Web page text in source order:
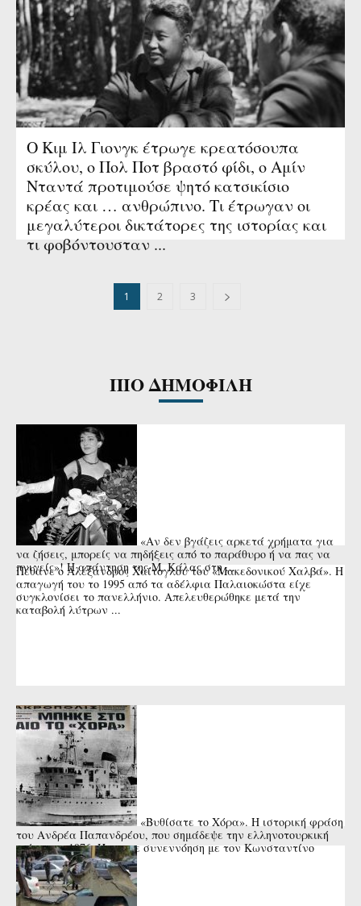
O αυτοκράτορας που έκοψε τα
προκλητικά φορολογικά προνόμια της
εκκλησίας. Γιατί ο Βασίλειος ο
Βουλγαροκτόνος συγκρούστηκε για την
περιουσία των μοναστηριών
Ο Κιμ Ιλ Γιονγκ έτρωγε κρεατόσουπα
σκύλου, ο Πολ Ποτ βραστό φίδι, ο Αμίν
Νταντά προτιμούσε ψητό κατσικίσιο
κρέας και … ανθρώπινο. Τι έτρωγαν οι
μεγαλύτεροι δικτάτορες της ιστορίας και
τι φοβόντουσταν ...
1 2 3
ΠΙΟ ΔΗΜΟΦΙΛΗ
«Αν δεν βγάζεις αρκετά χρήματα για
να ζήσεις, μπορείς να πηδήξεις από το παράθυρο ή να πας να
πνιγείς»! Η απάντηση της Μ. Κάλας στη ...
Πέθανε ο Αλέξανδρος Χαΐτογλου του «Μακεδονικού Χαλβά». Η
απαγωγή του το 1995 από τα αδέλφια Παλαιοκώστα είχε
συγκλονίσει το πανελλήνιο. Απελευθερώθηκε μετά την
καταβολή λύτρων ...
«Βυθίσατε το Χόρα». Η ιστορική φράση
του Ανδρέα Παπανδρέου, που σημάδεψε την ελληνοτουρκική
κρίση του 1976. Ήταν σε συνεννόηση με τον Κωνσταντίνο
Καραμανλή ή όχι; ...